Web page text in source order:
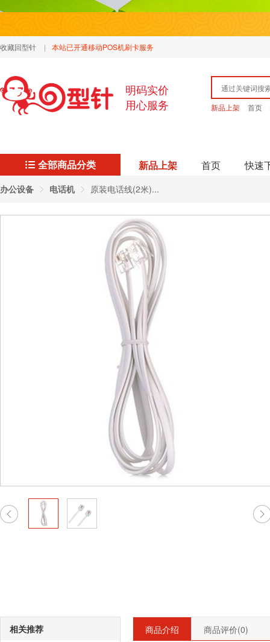
收藏回型针 | 本站已开通移动POS机刷卡服务
明码实价
用心服务
新品上架 首页
全部商品分类 新品上架 首页 快速
办公设备 电话机 原装电话线(2米)...
相关推荐 商品介绍 商品评价(0)